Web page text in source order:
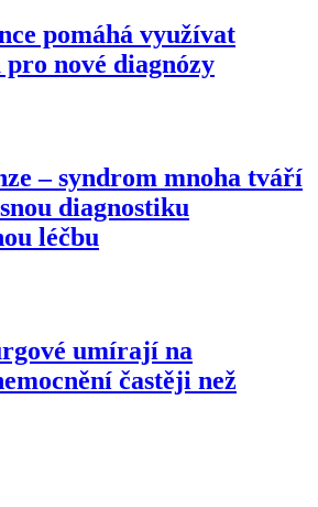
pomáhá využívat
nové diagnózy
–⁠ syndrom mnoha tváří
diagnostiku
léčbu
umírají na
častěji než